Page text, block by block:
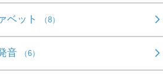
ベット （8）
音 （6）